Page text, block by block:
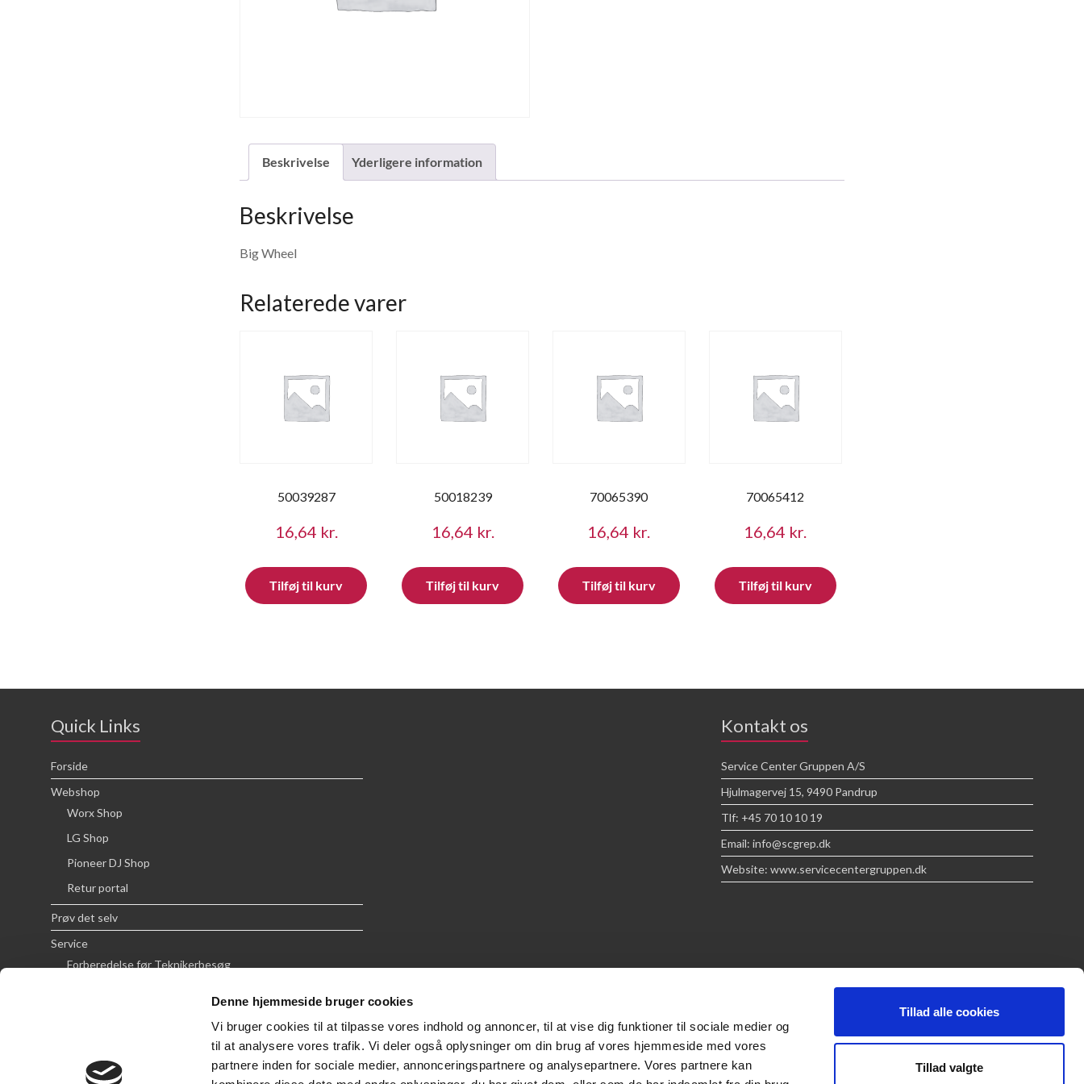
Denne hjemmeside bruger cookies
Vi bruger cookies til at tilpasse vores indhold og annoncer, til at vise dig funktioner til sociale medier og
til at analysere vores trafik. Vi deler også oplysninger om din brug af vores hjemmeside med vores
partnere inden for sociale medier, annonceringspartnere og analysepartnere. Vores partnere kan
Tillad alle cookies
Tillad valgte
Beskrivelse Yderligere information
Beskrivelse
Big Wheel
Relaterede varer
50039287
16,64 kr.
Tilføj til kurv
50018239
16,64 kr.
Tilføj til kurv
70065390
16,64 kr.
Tilføj til kurv
70065412
16,64 kr.
Tilføj til kurv
Quick Links
Forside
Webshop
Worx Shop
LG Shop
Pioneer DJ Shop
Retur portal
Prøv det selv
Service
Forberedelse før Teknikerbesøg
Handelsbetingelser
Kontakt os
Service Center Gruppen A/S
Hjulmagervej 15, 9490 Pandrup
Tlf: +45 70 10 10 19
Email: info@scgrep.dk
Website: www.servicecentergruppen.dk